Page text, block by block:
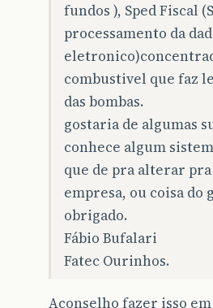
fundos ), Sped Fiscal
processamento da
combustivel que faz
das bombas.
gostaria de algumas
conhece algum
que de pra alterar
empresa, ou coisa do
obrigado.
Fábio Bufalari
Fatec Ourinhos.
Aconselho fazer isso